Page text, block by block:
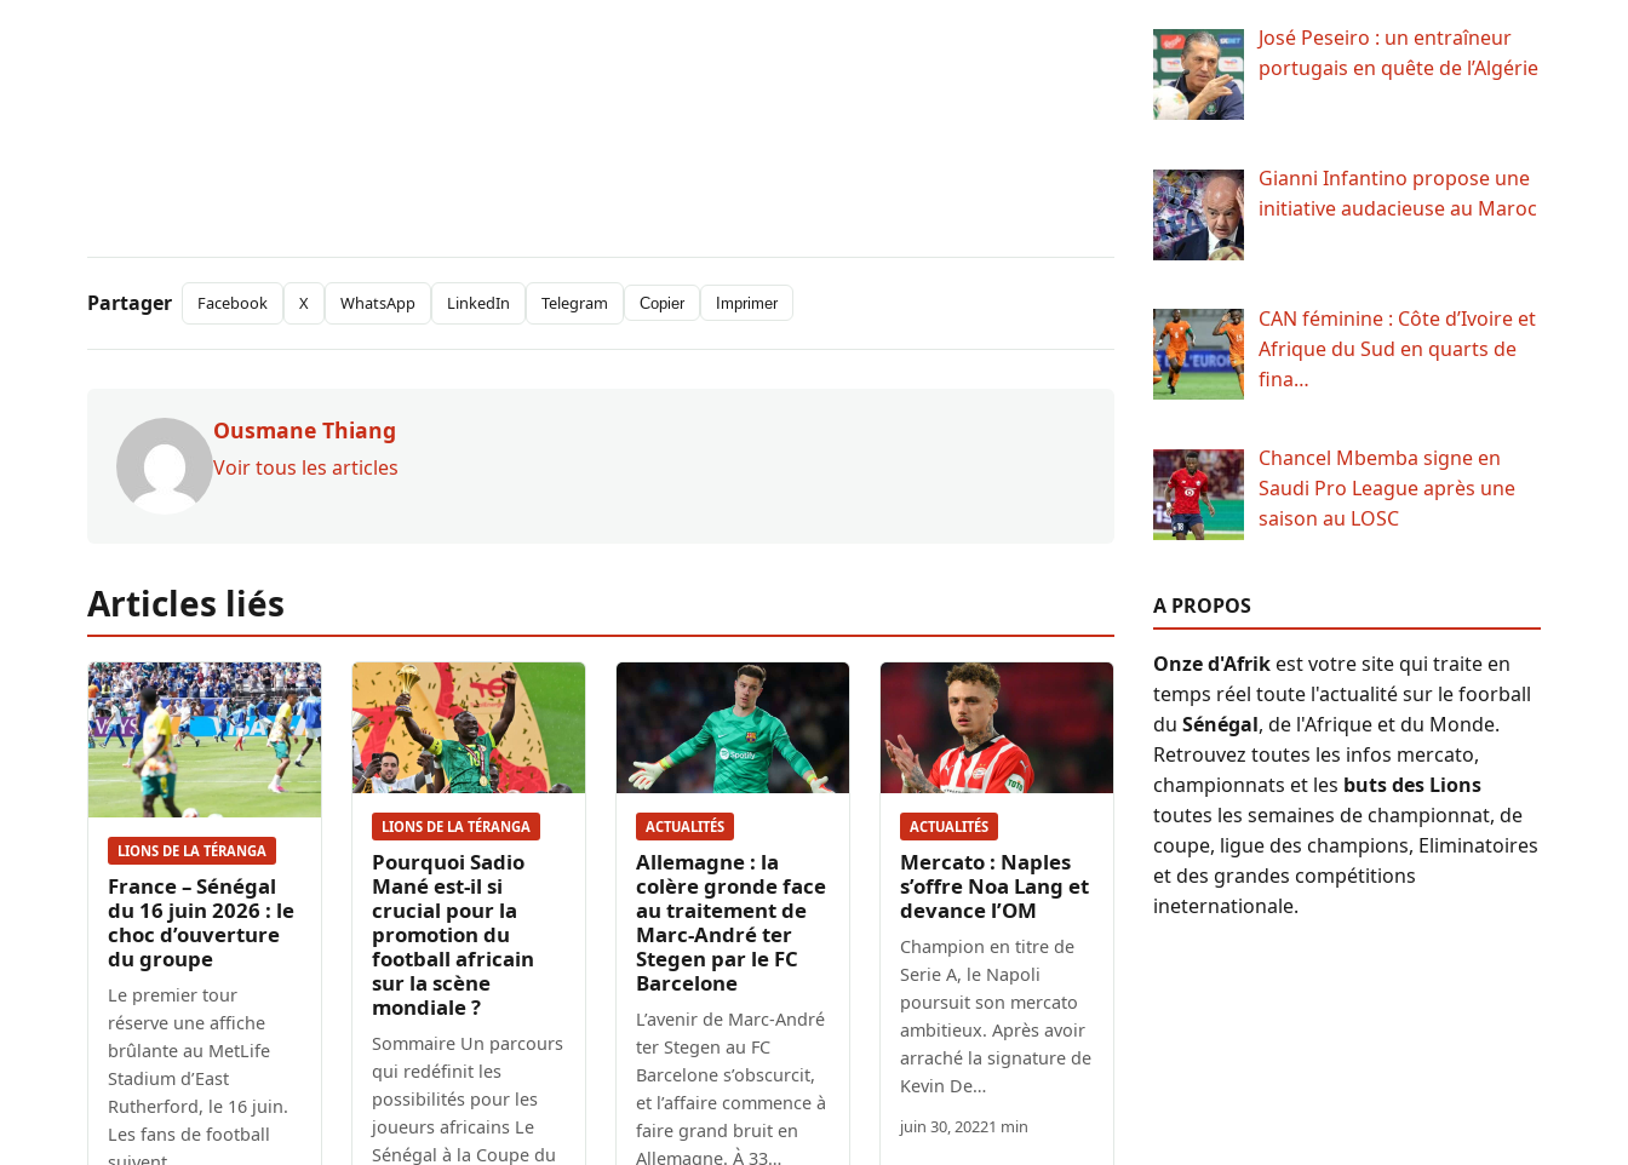
Partager Facebook X WhatsApp LinkedIn Telegram Copier Imprimer
Ousmane Thiang
Voir tous les articles
Articles liés
LIONS DE LA TÉRANGA
France – Sénégal
du 16 juin 2026 : le
choc d’ouverture
du groupe
Le premier tour
réserve une affiche
brûlante au MetLife
Stadium d’East
Rutherford, le 16 juin.
Les fans de football
LIONS DE LA TÉRANGA
Pourquoi Sadio
Mané est-il si
crucial pour la
promotion du
football africain
sur la scène
mondiale ?
Sommaire Un parcours
qui redéfinit les
possibilités pour les
joueurs africains Le
Sénégal à la Coupe du
ACTUALITÉS
Allemagne : la
colère gronde face
au traitement de
Marc-André ter
Stegen par le FC
Barcelone
L’avenir de Marc-André
ter Stegen au FC
Barcelone s’obscurcit,
et l’affaire commence à
faire grand bruit en
Allemagne. À 33…
ACTUALITÉS
Mercato : Naples
s’offre Noa Lang et
devance l’OM
Champion en titre de
Serie A, le Napoli
poursuit son mercato
ambitieux. Après avoir
arraché la signature de
Kevin De…
juin 30, 20221 min
José Peseiro : un entraîneur
portugais en quête de l’Algérie
Gianni Infantino propose une
initiative audacieuse au Maroc
CAN féminine : Côte d’Ivoire et
Afrique du Sud en quarts de
fina…
Chancel Mbemba signe en
Saudi Pro League après une
saison au LOSC
A PROPOS
Onze d'Afrikest votre site qui traite en
temps réel toute l'actualité sur le foorball
du Sénégal, de l'Afrique et du Monde.
Retrouvez toutes les infos mercato,
championnats et les buts des Lions
toutes les semaines de championnat, de
coupe, ligue des champions, Eliminatoires
et des grandes compétitions
ineternationale.